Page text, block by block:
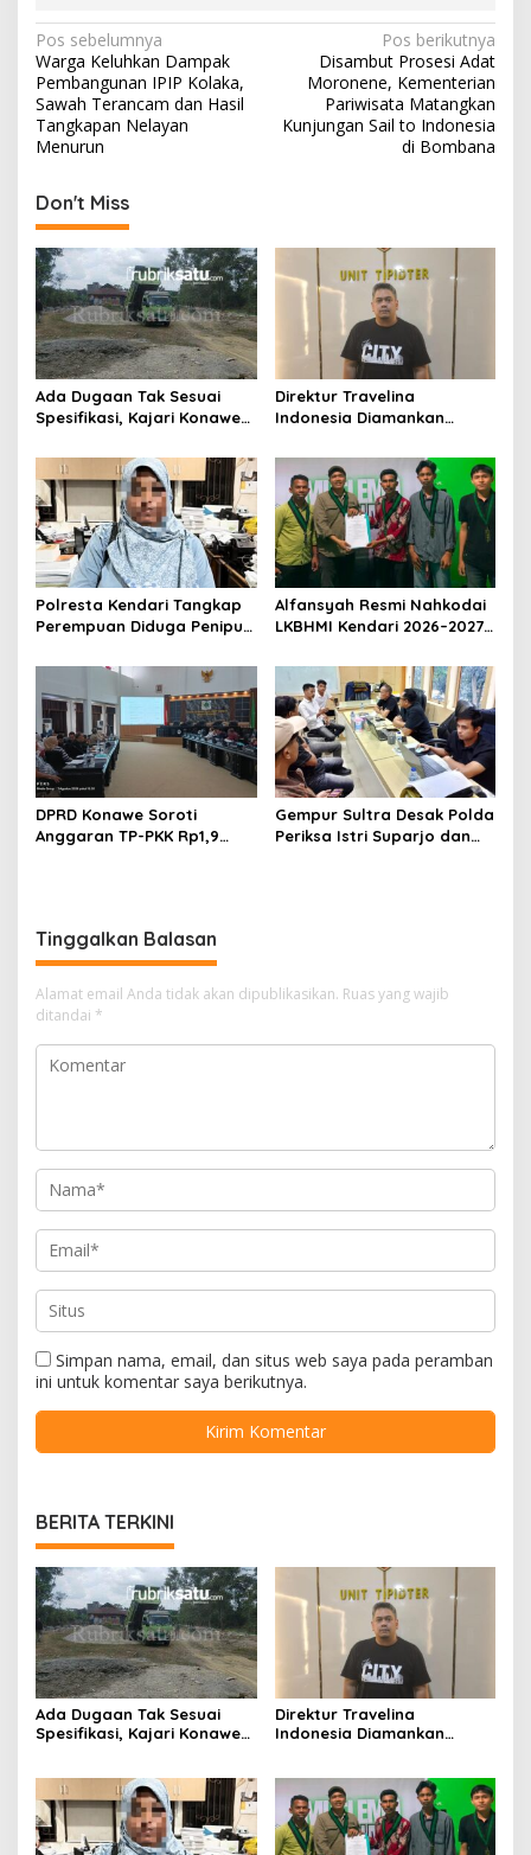
N
a
v
i
a
s
i
p
o
s
Pos sebelumnya
Warga Keluhkan Dampak
Pembangunan IPIP Kolaka,
Sawah Terancam dan Hasil
Tangkapan Nelayan
Menurun
Pos berikutnya
Disambut Prosesi Adat
Moronene, Kementerian
Pariwisata Matangkan
Kunjungan Sail to Indonesia
di Bombana
Don't Miss
Ada Dugaan Tak Sesuai
Spesifikasi, Kajari Konawe
Rupbasan Rp1,9 Miliar
Dihentikan
Direktur Travelina
Indonesia Diamankan
Penelantaran Jemaah
Umrah Masuk Babak Baru
Polresta Kendari Tangkap
Perempuan Diduga Penipu
Rp588,1 Juta
Alfansyah Resmi Nahkodai
LKBHMI Kendari 2026–2027,
Hukum
DPRD Konawe Soroti
Anggaran TP-PKK Rp1,9
Gempur Sultra Desak Polda
Periksa Istri Suparjo dan
Tinggalkan Balasan
Alamat email Anda tidak akan dipublikasikan. Ruas yang wajib
ditandai *
Simpan nama, email, dan situs web saya pada peramban
ini untuk komentar saya berikutnya.
BERITA TERKINI
Ada Dugaan Tak Sesuai
Spesifikasi, Kajari Konawe
Dihentikan
Direktur Travelina
Indonesia Diamankan
Umrah Masuk Babak Baru